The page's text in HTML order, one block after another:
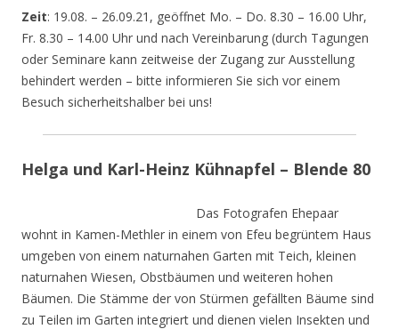
Zeit: 19.08. – 26.09.21, geöffnet Mo. – Do. 8.30 – 16.00 Uhr,
Fr. 8.30 – 14.00 Uhr und nach Vereinbarung (durch Tagungen
oder Seminare kann zeitweise der Zugang zur Ausstellung
behindert werden – bitte informieren Sie sich vor einem
Besuch sicherheitshalber bei uns!
Helga und Karl-Heinz Kühnapfel – Blende 80
Das Fotografen Ehepaar
wohnt in Kamen-Methler in einem von Efeu begrüntem Haus
umgeben von einem naturnahen Garten mit Teich, kleinen
naturnahen Wiesen, Obstbäumen und weiteren hohen
Bäumen. Die Stämme der von Stürmen gefällten Bäume sind
zu Teilen im Garten integriert und dienen vielen Insekten und